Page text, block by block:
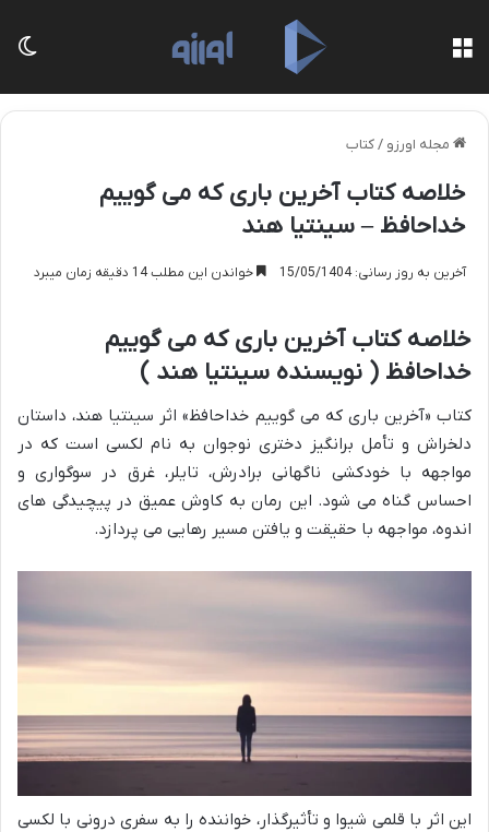
مجله اورزو /کتاب
خلاصه کتاب آخرین باری که می گوییم
خداحافظ – سینتیا هند
آخرین به روز رسانی: 15/05/1404 خواندن این مطلب 14 دقیقه زمان میبرد
خلاصه کتاب آخرین باری که می گوییم
خداحافظ ( نویسنده سینتیا هند )
کتاب «آخرین باری که می گوییم خداحافظ» اثر سینتیا هند، داستان
دلخراش و تأمل برانگیز دختری نوجوان به نام لکسی است که در
مواجهه با خودکشی ناگهانی برادرش، تایلر، غرق در سوگواری و
احساس گناه می شود. این رمان به کاوش عمیق در پیچیدگی های
اندوه، مواجهه با حقیقت و یافتن مسیر رهایی می پردازد.
این اثر با قلمی شیوا و تأثیرگذار، خواننده را به سفری درونی با لکسی